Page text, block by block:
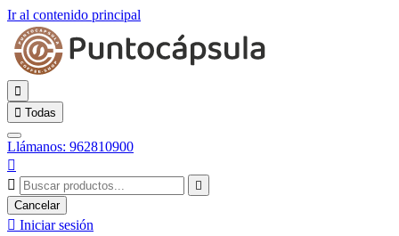
Ir al contenido principal

 Todas
Llámanos: 962810900



Cancelar
 Iniciar sesión